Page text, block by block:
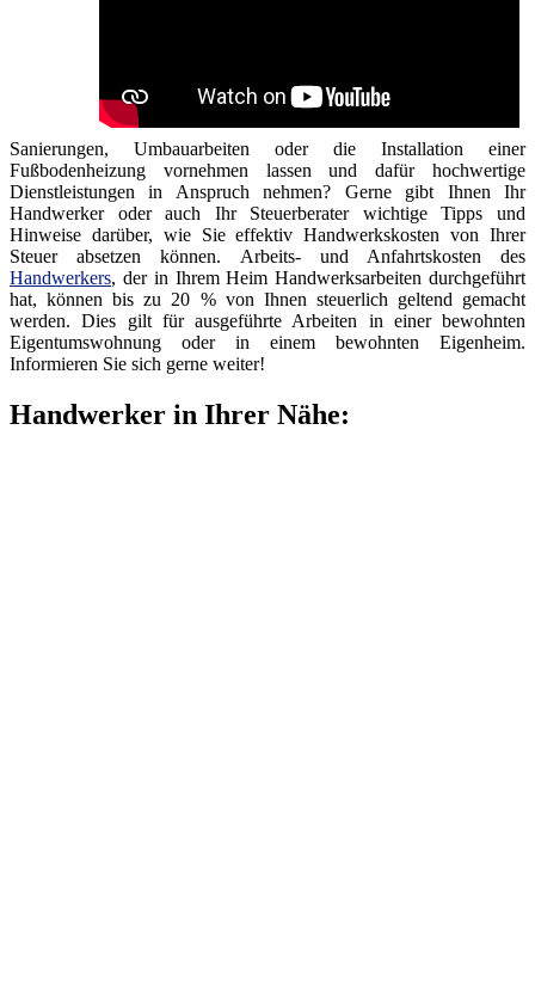
Sanierungen, Umbauarbeiten oder die Installation einer
Fußbodenheizung vornehmen lassen und dafür hochwertige
Dienstleistungen in Anspruch nehmen? Gerne gibt Ihnen Ihr
Handwerker oder auch Ihr Steuerberater wichtige Tipps und
Hinweise darüber, wie Sie effektiv Handwerkskosten von Ihrer
Steuer absetzen können. Arbeits- und Anfahrtskosten des
Handwerkers, der in Ihrem Heim Handwerksarbeiten durchgeführt
hat, können bis zu 20 % von Ihnen steuerlich geltend gemacht
werden. Dies gilt für ausgeführte Arbeiten in einer bewohnten
Eigentumswohnung oder in einem bewohnten Eigenheim.
Informieren Sie sich gerne weiter!
Handwerker in Ihrer Nähe: